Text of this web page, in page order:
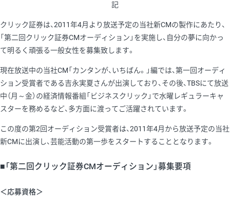
記
クリック証券は、2011年4月より放送予定の当社新CMの製作にあたり、
「第二回クリック証券CMオーディション」を実施し、自分の夢に向かっ
て明るく頑張る一般女性を募集致します。
現在放送中の当社CM「カンタンが、いちばん。」編では、第一回オーディ
ション受賞者である吉永実夏さんが出演しており、その後、TBSにて放送
中（月～金）の経済情報番組「ビジネスクリック」で水曜レギュラーキャ
スターを務めるなど、多方面に渡ってご活躍されています。
この度の第2回オーディション受賞者は、2011年4月から放送予定の当社
新CMに出演し、芸能活動の第一歩をスタートすることとなります。
■「第二回クリック証券CMオーディション」募集要項
＜応募資格＞